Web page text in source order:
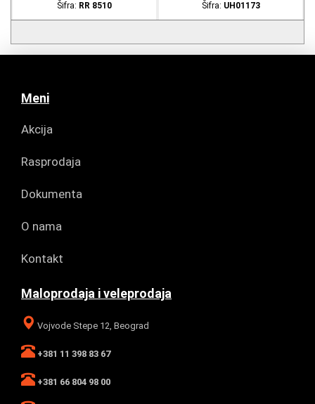
Šifra: RR 8510
Šifra: UH01173
Meni
Akcija
Rasprodaja
Dokumenta
O nama
Kontakt
Maloprodaja i veleprodaja
Vojvode Stepe 12, Beograd
+381 11 398 83 67
+381 66 804 98 00